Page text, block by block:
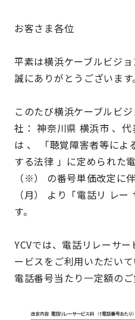
お客さま各位
平素は横浜ケーブルビジ
誠にありがとうございます。
このたび横浜ケーブルビ
社： 神奈川県 横浜市 、代
は 、 「聴覚障害者等によ
する法律 」に定められた
（※） の番号単価改定に
（月） より「電話リ レ
す。
YCVでは、電話リレーサ
ービスをご利用いただい
電話番号当たり一定額の